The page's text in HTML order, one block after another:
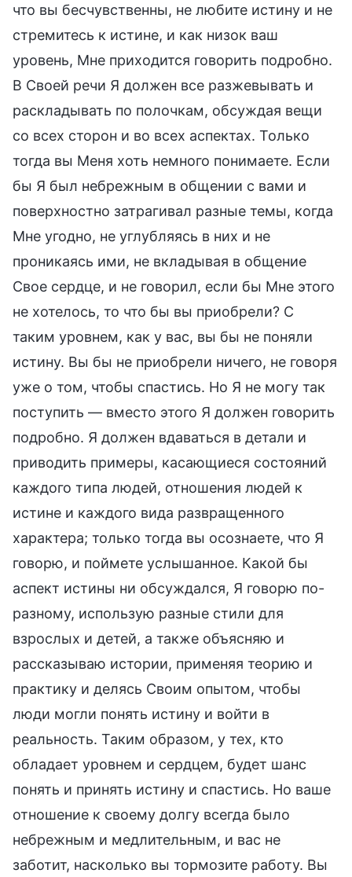
что вы бесчувственны, не любите истину и не
стремитесь к истине, и как низок ваш
уровень, Мне приходится говорить подробно.
В Своей речи Я должен все разжевывать и
раскладывать по полочкам, обсуждая вещи
со всех сторон и во всех аспектах. Только
тогда вы Меня хоть немного понимаете. Если
бы Я был небрежным в общении с вами и
поверхностно затрагивал разные темы, когда
Мне угодно, не углубляясь в них и не
проникаясь ими, не вкладывая в общение
Свое сердце, и не говорил, если бы Мне этого
не хотелось, то что бы вы приобрели? С
таким уровнем, как у вас, вы бы не поняли
истину. Вы бы не приобрели ничего, не говоря
уже о том, чтобы спастись. Но Я не могу так
поступить — вместо этого Я должен говорить
подробно. Я должен вдаваться в детали и
приводить примеры, касающиеся состояний
каждого типа людей, отношения людей к
истине и каждого вида развращенного
характера; только тогда вы осознаете, что Я
говорю, и поймете услышанное. Какой бы
аспект истины ни обсуждался, Я говорю по-
разному, использую разные стили для
взрослых и детей, а также объясняю и
рассказываю истории, применяя теорию и
практику и делясь Своим опытом, чтобы
люди могли понять истину и войти в
реальность. Таким образом, у тех, кто
обладает уровнем и сердцем, будет шанс
понять и принять истину и спастись. Но ваше
отношение к своему долгу всегда было
небрежным и медлительным, и вас не
заботит, насколько вы тормозите работу. Вы